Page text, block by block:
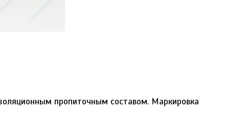
пропиточным составом. Маркировка